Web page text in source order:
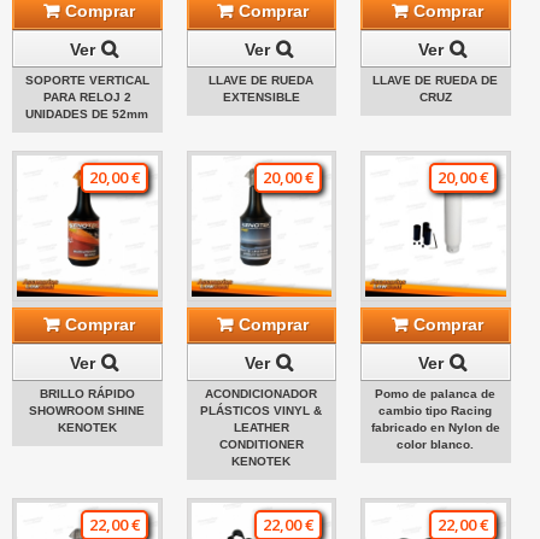
Comprar
Ver
SOPORTE VERTICAL
PARA RELOJ 2
UNIDADES DE 52mm
Comprar
Ver
LLAVE DE RUEDA
EXTENSIBLE
Comprar
Ver
LLAVE DE RUEDA DE
CRUZ
20,00 €
Comprar
Ver
BRILLO RÁPIDO
SHOWROOM SHINE
KENOTEK
20,00 €
Comprar
Ver
ACONDICIONADOR
PLÁSTICOS VINYL &
LEATHER
CONDITIONER
KENOTEK
20,00 €
Comprar
Ver
Pomo de palanca de
cambio tipo Racing
fabricado en Nylon de
color blanco.
22,00 € 22,00 € 22,00 €